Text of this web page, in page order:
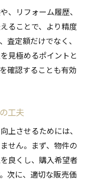
、リフォーム履歴、
ることで、より精度
査定額だけでなく、
見極めるポイントと
確認することも有効
工夫
上させるためには、
せん。まず、物件の
良くし、購入希望者
次に、適切な販売価